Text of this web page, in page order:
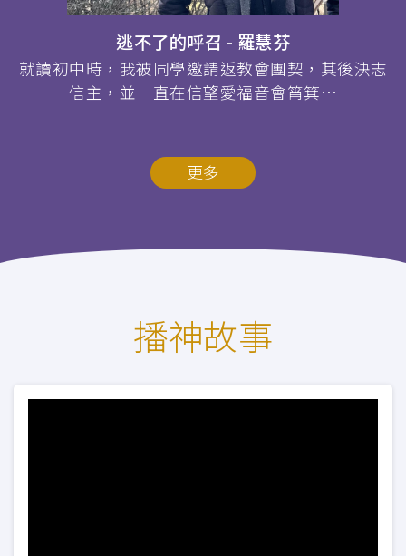
逃不了的呼召 - 羅慧芬
就讀初中時，我被同學邀請返教會團契，其後決志
信主，並一直在信望愛福音會筲箕…
更多
播神故事